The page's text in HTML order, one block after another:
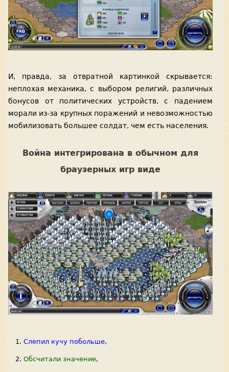
И, правда, за отвратной картинкой скрывается:
неплохая механика, с выбором религий, различных
бонусов от политических устройств, с падением
морали из-за крупных поражений и невозможностью
мобилизовать большее солдат, чем есть населения.
Война интегрирована в обычном для
браузерных игр виде
Слепил кучу побольше,
Обсчитали значение,